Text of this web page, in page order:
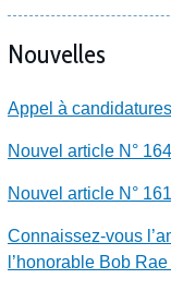
Nouvelles
Appel à
Nouvel article N° 164
Nouvel article N° 161
Connaissez-vous
l’honorable Bob Rae